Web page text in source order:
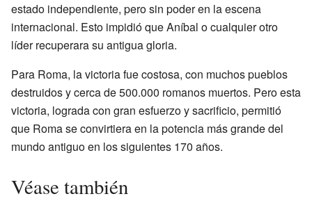
estado independiente, pero sin poder en la escena
internacional. Esto impidió que Aníbal o cualquier otro
líder recuperara su antigua gloria.
Para Roma, la victoria fue costosa, con muchos pueblos
destruidos y cerca de 500.000 romanos muertos. Pero esta
victoria, lograda con gran esfuerzo y sacrificio, permitió
que Roma se convirtiera en la potencia más grande del
mundo antiguo en los siguientes 170 años.
Véase también